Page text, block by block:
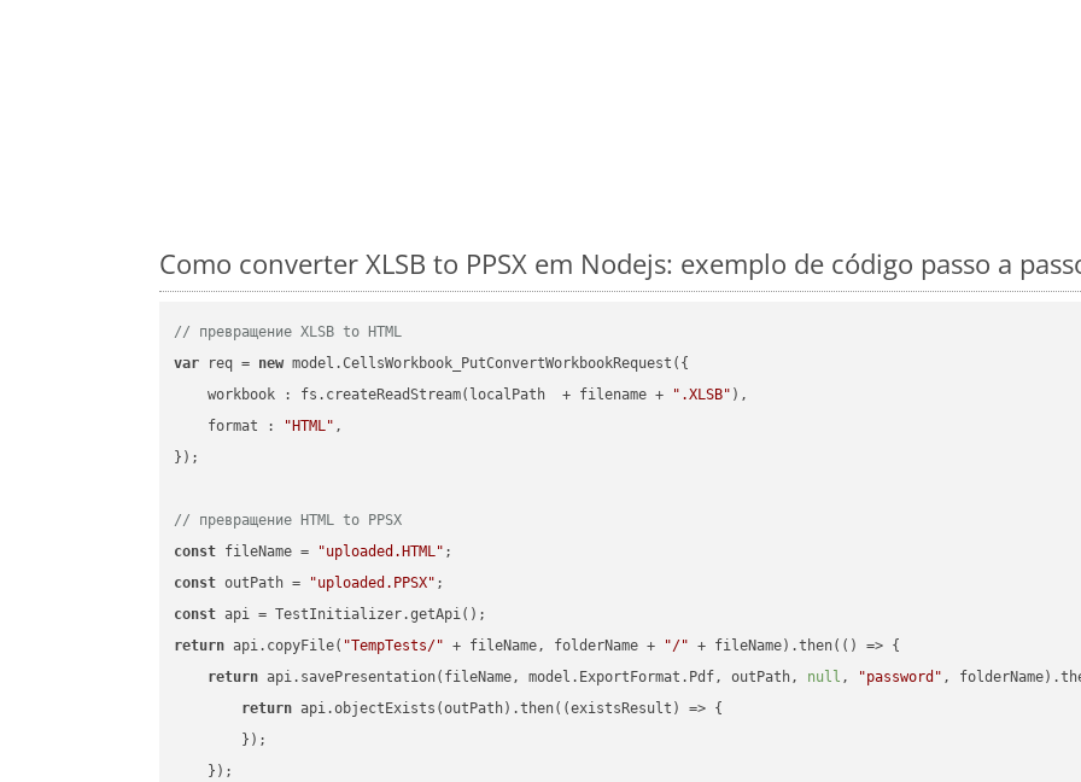
Como converter XLSB to PPSX em Nodejs: exemplo de código passo a
// превращение XLSB to HTML
var req = new model.CellsWorkbook_PutConvertWorkbookRequest({
workbook : fs.createReadStream(localPath  + filename + ".XLSB" ),
format : "HTML" ,
});
// превращение HTML to PPSX
const fileName = "uploaded.HTML"
const outPath = "uploaded.PPSX"
const
return api.copyFile( "TempTests/" + fileName, folderName + "/" + fileName).then( () => {
return api.savePresentation(fileName, model.ExportFormat.Pdf, outPath, null , "password" ,
return api.objectExists(outPath).then( (existsResult ) => {
        });
    });